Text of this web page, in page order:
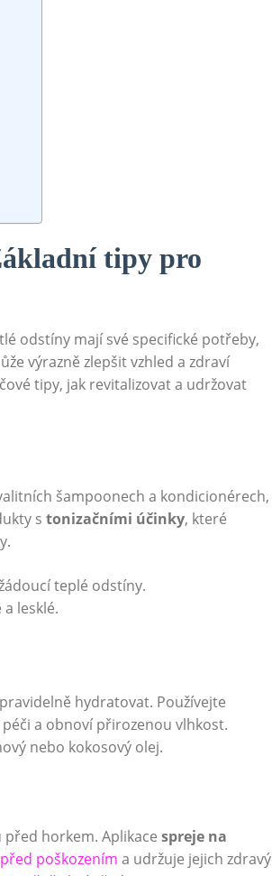
tipy pro
odstíny mají své specifické potřeby,
výrazně zlepšit vzhled a zdraví
tipy, jak revitalizovat a udržovat
šampoonech a kondicionérech,
s tonizačními účinky, které
teplé odstíny.
lesklé.
hydratovat. Používejte
a obnoví přirozenou vlhkost.
nebo kokosový olej.
horkem. Aplikace spreje na
poškozením a udržuje jejich zdravý